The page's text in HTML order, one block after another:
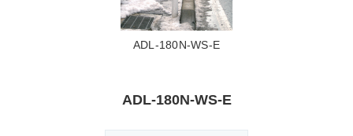
ADL-180N-WS-E
ADL-180N-WS-E